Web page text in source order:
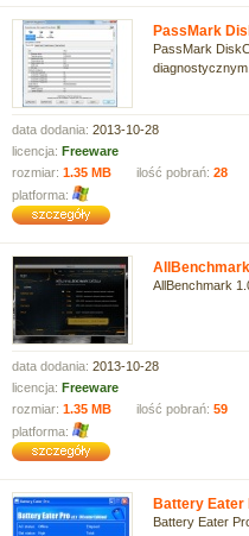
PassMark
PassMark
data dodania: 2013-10-28
licencja: Freeware
rozmiar: 1.35 MB ilość pobrań: 28
platforma:
AllBenchmark
data dodania: 2013-10-28
licencja: Freeware
rozmiar: 1.35 MB ilość pobrań: 59
platforma:
Battery Eater
Battery Eater